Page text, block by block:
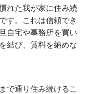
れた我が家に住み続
す。これは信頼でき
自宅や事務所を買い
結び、賃料を納めな
で通り住み続けるこ